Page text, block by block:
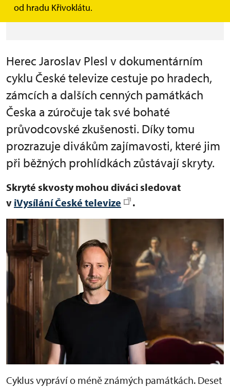
od hradu Křivoklátu.
(aktualizováno 3. 6. 2022)
Herec Jaroslav Plesl v dokumentárním
cyklu České televize cestuje po hradech,
zámcích a dalších cenných památkách
Česka a zúročuje tak své bohaté
průvodcovské zkušenosti. Díky tomu
prozrazuje divákům zajímavosti, které jim
při běžných prohlídkách zůstávají skryty.
Skryté skvosty mohou diváci sledovat
v iVysílání České televize .
Cyklus vypráví o méně známých památkách. Deset